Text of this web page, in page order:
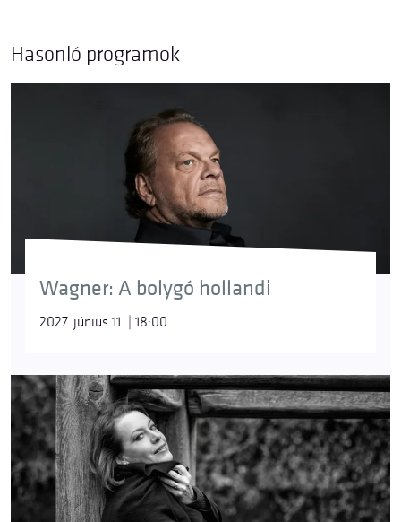
Hasonló programok
Wagner: A bolygó hollandi
2027. június 11. | 18:00